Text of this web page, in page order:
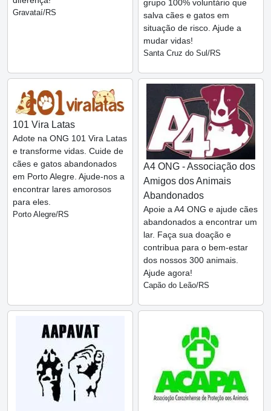
Gravataí/RS
grupo 100% voluntário que
salva cães e gatos em
situação de risco. Ajude a
mudar vidas!
Santa Cruz do Sul/RS
101 Vira Latas
Adote na ONG 101 Vira Latas
e transforme vidas. Cuide de
cães e gatos abandonados
em Porto Alegre. Ajude-nos a
encontrar lares amorosos
para eles.
Porto Alegre/RS
A4 ONG - Associação dos
Amigos dos Animais
Abandonados
Apoie a A4 ONG e ajude cães
abandonados a encontrar um
lar. Faça sua doação e
contribua para o bem-estar
dos nossos 300 animais.
Ajude agora!
Capão do Leão/RS